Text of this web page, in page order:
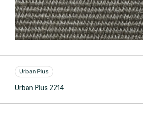
Urban Plus
Urban Plus 2214